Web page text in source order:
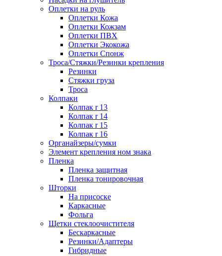
Оплетки на руль
Оплетки Кожа
Оплетки Кожзам
Оплетки ПВХ
Оплетки Экокожа
Оплетки Спонж
Троса/Стяжки/Резинки крепления
Резинки
Стяжки груза
Троса
Колпаки
Колпак r 13
Колпак r 14
Колпак r 15
Колпак r 16
Органайзеры/сумки
Элемент крепления ном знака
Пленка
Пленка защитная
Пленка тонировочная
Шторки
На присоске
Каркасные
Фольга
Щетки стеклоочистителя
Бескаркасные
Резинки/Адаптеры
Гибридные